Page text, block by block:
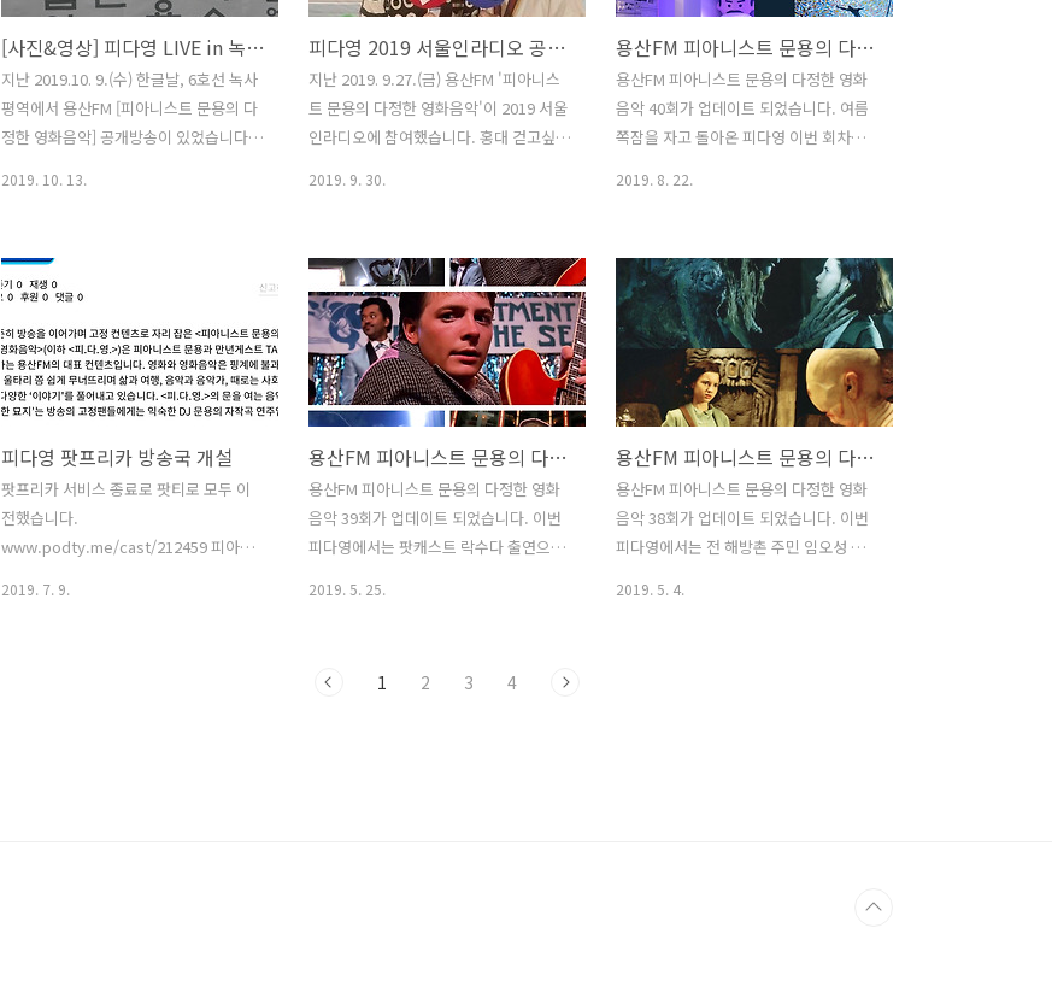
영화음악 43회 : 미스터 노바디 진행: 문
용 /게스트: 만게TAra / 기술: 김문용 ◈
피다영 43회차 영화 - 미스터 노바디
(Mr.Nobody , 2009) ◇ 인생은 선택의
연�� www.podty.me
https://moonyong.com/6335 ] [ 관련
보도자료: http://mediahub.seoul.go..
moonyong.com 그럼 용산FM 피아니스
트 문용의 다정한 영화음악 42회를 들어
보시기 바랍니다. 댓글과 좋..
- 헤어스프레이 2019 서울인라디오 공개
방송 [용산FM] 피아니스트 문용의 다정한
영화음악 41회 [용산FM] * 진행: 문용 /
게스트: 만게TAra / 기술: 마포FM ◇ 홍
대앞 2019서울인라디오에 참가한 피다
[사진&영상] 피다영 LIVE in 녹사평 용산FM 공개방송
지난 2019.10. 9.(수) 한글날, 6호선 녹사
평역에서 용산FM [피아니스트 문용의 다
정한 영화음악] 공개방송이 있었습니다. [
https://moonyong.com/6335 ] [ 관련
보도자료:
http://mediahub.seoul.go.kr/archives/1254485
] 그 날의 현장을 사진과 영상으로 살펴보
시기 바랍니다. [ 라이브 영상 링크:
https://www.facebook.com/moonyong59/videos/2853199124743188/
https://www.facebook.com/moonyong59/videos/2853199..
2019. 10. 13.
피다영 2019 서울인라디오 공개방송
지난 2019. 9.27.(금) 용산FM '피아니스
트 문용의 다정한 영화음악'이 2019 서울
인라디오에 참여했습니다. 홍대 걷고싶은
다. [ 방송듣기:
http://www.podfreeca.com/episode?
id=159032 ] 아래 영상을 통해 2019 서울
인라디오 피다영 공개방송 현장을 살펴보
시기 바랍니다.
https://youtu.be/ZuSqDQnEA78?
t=4060 용산FM 피아니스트 문용의 다정
한 영화음악 2019서울인라디오 공개방송
2019. 9. 30.
용산FM 피아니스트 문용의 다정한 영화음악 40회
용산FM 피아니스트 문용의 다정한 영화
음악 40회가 업데이트 되었습니다. 여름
쪽잠을 자고 돌아온 피다영 이번 회차는
글과 좋아요는 커다란 힘이 됩니다 :)
www.podty.me/episode/14230114
피아니스트 문용의 다정한 영화음악 40회
[용산FM] 피아니스트 문용의 다정한 영화
음악 40회 [용산FM] * 진행: 문용 / 게스
트: 만게TAra / 기술: 문용 ◇ 여름쪽잠을
자고 돌아온 피다영! ◇ 이번 회차는 영화
없는 이야기로, 근황 토크 폭발 !! #용산
FM #� www.podty.me
http://www.podbbang.com/ch/7604?
e=23152867 용산FM..
2019. 8. 22.
피다영 팟프리카 방송국 개설
팟프리카 서비스 종료로 팟티로 모두 이
전했습니다.
www.podty.me/cast/212459 피아니
2019. 7. 9.
용산FM 피아니스트 문용의 다정한 영화음악 39회
용산FM 피아니스트 문용의 다정한 영화
음악 39회가 업데이트 되었습니다. 이번
피다영에서는 팟캐스트 락수다 출연으로
수다 출연
2019. 5. 25.
용산FM 피아니스트 문용의 다정한 영화음악 38회
용산FM 피아니스트 문용의 다정한 영화
음악 38회가 업데이트 되었습니다. 이번
피다영에서는 전 해방촌 주민 임오성 작
2019. 5. 4.
1 2 3 4